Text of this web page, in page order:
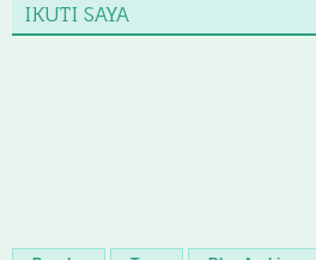
IKUTI SAYA